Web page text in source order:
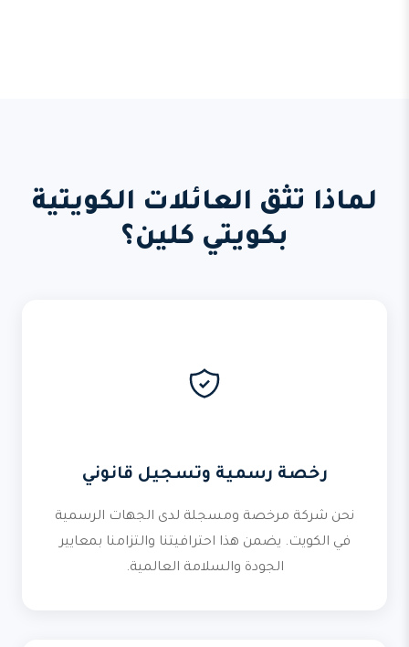
لماذا تثق العائلات الكويتية
بكويتي كلين؟
رخصة رسمية وتسجيل قانوني
نحن شركة مرخصة ومسجلة لدى الجهات الرسمية
في الكويت. يضمن هذا احترافيتنا والتزامنا بمعايير
الجودة والسلامة العالمية.